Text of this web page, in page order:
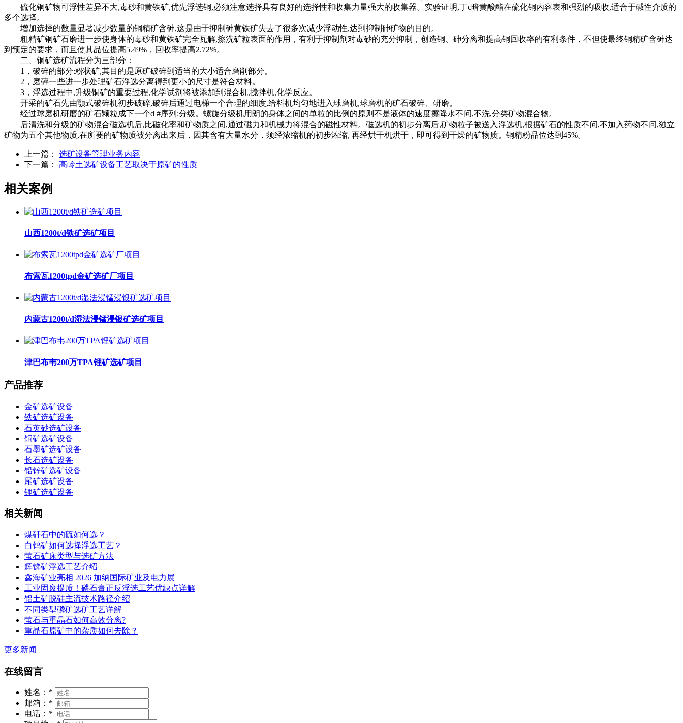
硫化铜矿物可浮性差异不大,毒砂和黄铁矿,优先浮选铜,必须注意选择具有良好的选择性和收集力量强大的收集器。实验证明,丁c暗黄酸酯在硫化铜内容表和强烈的吸收,适合于碱性介质的
多个选择。
增加选择的数量显著减少数量的铜精矿含砷,这是由于抑制砷黄铁矿失去了很多次减少浮动性,达到抑制砷矿物的目的。
粗精矿铜矿石磨进一步使身体的毒砂和黄铁矿完全瓦解,擦洗矿粒表面的作用，有利于抑制剂对毒砂的充分抑制，创造铜、砷分离和提高铜回收率的有利条件，不但使最终铜精矿含砷达
到预定的要求，而且使其品位提高5.49%，回收率提高2.72%。
二、铜矿选矿流程分为三部分：
1，破碎的部分:粉状矿,其目的是原矿破碎到适当的大小适合磨削部分。
2，磨碎一些进一步处理矿石浮选分离得到更小的尺寸是符合材料。
3，浮选过程中,升级铜矿的重要过程,化学试剂将被添加到混合机,搅拌机,化学反应。
开采的矿石先由颚式破碎机初步破碎,破碎后通过电梯一个合理的细度,给料机均匀地进入球磨机,球磨机的矿石破碎、研磨。
经过球磨机研磨的矿石颗粒成下一个d #序列:分级。螺旋分级机用朗的身体之间的单粒的比例的原则不是液体的速度擦降水不问,不洗,分类矿物混合物。
后清洗和分级的矿物混合磁选机后,比磁化率和矿物质之间,通过磁力和机械力将混合的磁性材料。磁选机的初步分离后,矿物粒子被送入浮选机,根据矿石的性质不问,不加入药物不问,独立
矿物为五个其他物质,在所要的矿物质被分离出来后，因其含有大量水分，须经浓缩机的初步浓缩, 再经烘干机烘干，即可得到干燥的矿物质。铜精粉品位达到45%。
上一篇： 选矿设备管理业务内容
下一篇： 高岭土选矿设备工艺取决于原矿的性质
相关案例
山西1200t/d铁矿选矿项目
布索瓦1200tpd金矿选矿厂项目
内蒙古1200t/d湿法浸锰浸银矿选矿项目
津巴布韦200万TPA锂矿选矿项目
产品推荐
金矿选矿设备
铁矿选矿设备
石英砂选矿设备
铜矿选矿设备
石墨矿选矿设备
长石选矿设备
铅锌矿选矿设备
尾矿选矿设备
锂矿选矿设备
相关新闻
煤矸石中的硫如何选？
白钨矿如何选择浮选工艺？
萤石矿床类型与选矿方法
辉锑矿浮选工艺介绍
鑫海矿业亮相 2026 加纳国际矿业及电力展
工业固废提质！磷石膏正反浮选工艺优缺点详解
铝土矿脱硅主流技术路径介绍
不同类型磷矿选矿工艺详解
萤石与重晶石如何高效分离?
重晶石原矿中的杂质如何去除？
更多新闻
在线留言
姓名： *
邮箱： *
电话： *